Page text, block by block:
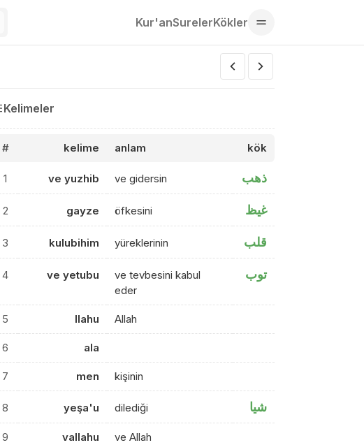
Kur'anSurelerKökler
Kelimeler
# kelime anlam kök
1 ve yuzhib ve gidersin ذهب
2 gayze öfkesini غيظ
3 kulubihim yüreklerinin قلب
4 ve yetubu
ve tevbesini kabul
eder
توب
5 llahu Allah
6 ala
7 men kişinin
8 yeşa'u dilediği شيا
9 vallahu ve Allah